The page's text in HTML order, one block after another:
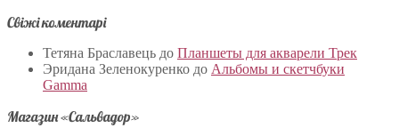
Свіжі коментарі
Тетяна Браславець до Планшеты для акварели Трек
Эридана Зеленокуренко до Альбомы и скетчбуки
Gamma
Магазин «Сальвадор»